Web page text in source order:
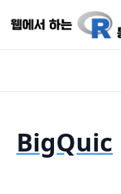
BigQuic